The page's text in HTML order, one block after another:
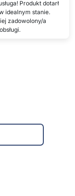
Produkt dotarł
idealnym stanie.
zadowolony/a